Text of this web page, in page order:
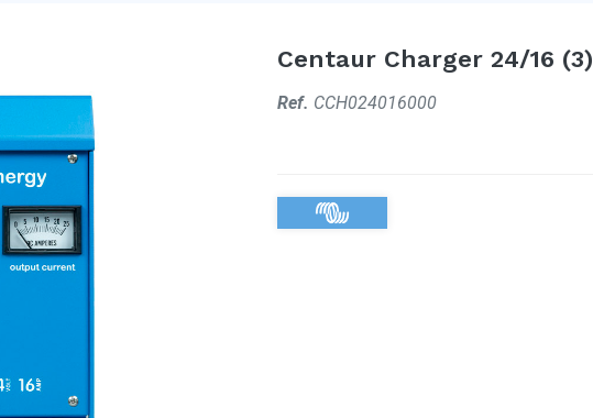
Centaur Charger 24/16 (3)
Ref. CCH024016000